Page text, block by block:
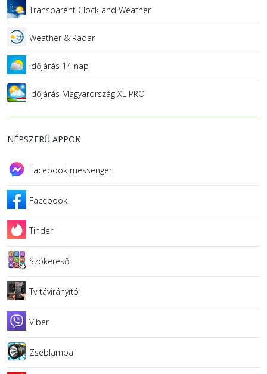
Transparent Clock and Weather
Weather & Radar
Időjárás 14 nap
Időjárás Magyarország XL PRO
NÉPSZERŰ APPOK
Facebook messenger
Facebook
Tinder
Szókereső
Tv távirányító
Viber
Zseblámpa